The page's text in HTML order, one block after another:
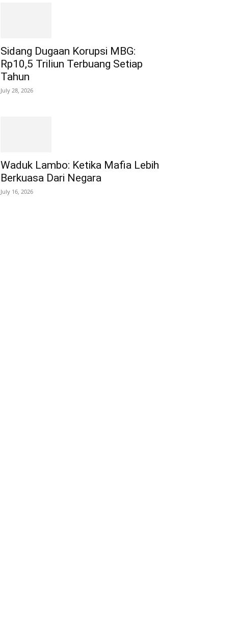
Sidang Dugaan Korupsi MBG:
Rp10,5 Triliun Terbuang Setiap
Tahun
July 28, 2026
Waduk Lambo: Ketika Mafia Lebih
Berkuasa Dari Negara
July 16, 2026